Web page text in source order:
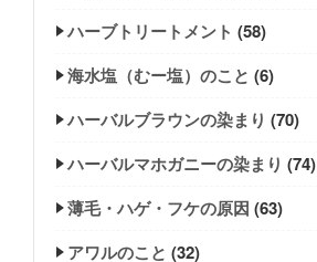
ハーブトリートメント (58)
海水塩（むー塩）のこと (6)
ハーバルブラウンの染まり (70)
ハーバルマホガニーの染まり (74)
薄毛・ハゲ・フケの原因 (63)
アワルのこと (32)